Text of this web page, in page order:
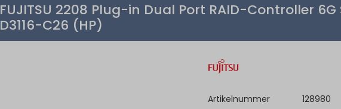
FUJITSU 2208 Plug-in Dual Port RAID-Controller 6G
D3116-C26 (HP)
Artikelnummer
128980